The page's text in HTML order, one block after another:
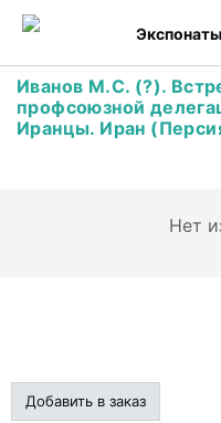
Экспонаты
Иванов М.С. (?).
профсоюзной
Иранцы. Иран
Нет
Добавить в заказ